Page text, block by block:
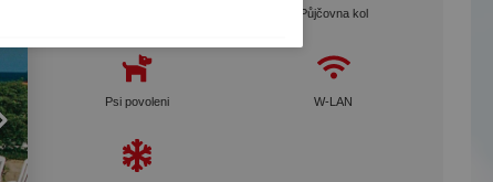
Půjčovna kol
Psi povoleni W-LAN